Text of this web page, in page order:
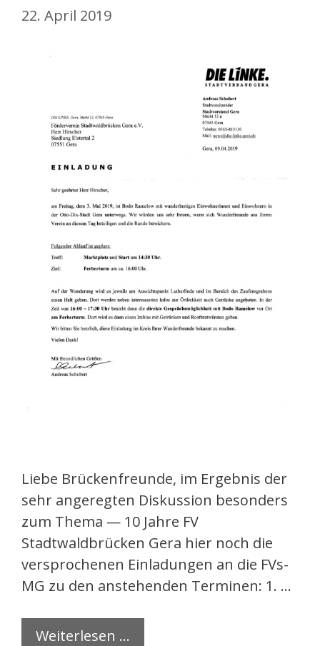
22. April 2019
Liebe Brückenfreunde, im Ergebnis der
sehr angeregten Diskussion besonders
zum Thema — 10 Jahre FV
Stadtwaldbrücken Gera hier noch die
versprochenen Einladungen an die FVs-
MG zu den anstehenden Terminen: 1. …
Weiterlesen …